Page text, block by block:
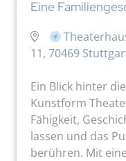
Eine
11, 70469
Ein Blick hinter
Kunstform
Fähigkeit,
lassen und das
berühren. Mit